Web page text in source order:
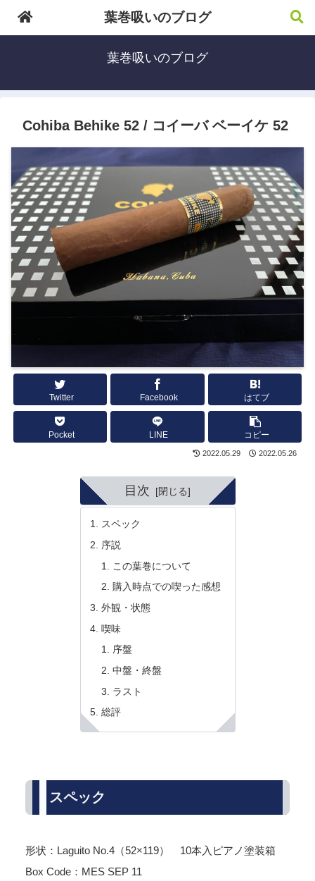
葉巻吸いのブログ
Cohiba Behike 52 / コイーバ ベーイケ 52
Twitter Facebook はてブ
Pocket LINE コピー
2022.05.29 2022.05.26
目次
スペック
序説
この葉巻について
購入時点での喫った感想
外観・状態
喫味
序盤
中盤・終盤
ラスト
総評
スペック
形状：Laguito No.4（52×119） 10本入ピアノ塗装箱
Box Code：MES SEP 11
葉巻吸いのブログ